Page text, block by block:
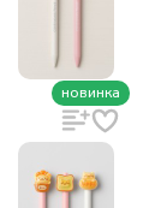
новинка